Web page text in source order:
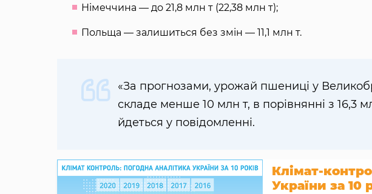
Німеччина — до 21,8 млн т (22,38 млн т);
Польща — залишиться без змін — 11,1 млн т.
«За прогнозами, урожай пшениці у
складе менше 10 млн т, в порівнянні з 16,3
йдеться у повідомленні.
Клімат-
України за 10